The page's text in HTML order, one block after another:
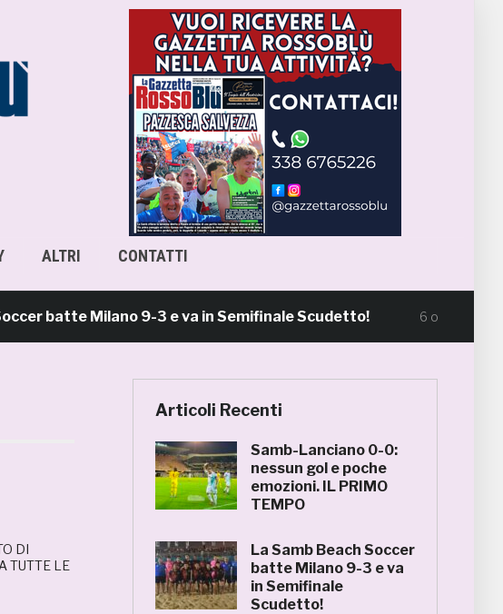
ALTRI CONTATTI
batte Milano 9-3 e va in Semifinale Scudetto! 6 ore fa
DI
TUTTE LE
Articoli Recenti
Samb-Lanciano 0-0:
nessun gol e poche
emozioni. IL PRIMO
TEMPO
La Samb Beach Soccer
batte Milano 9-3 e va
in Semifinale
Scudetto!